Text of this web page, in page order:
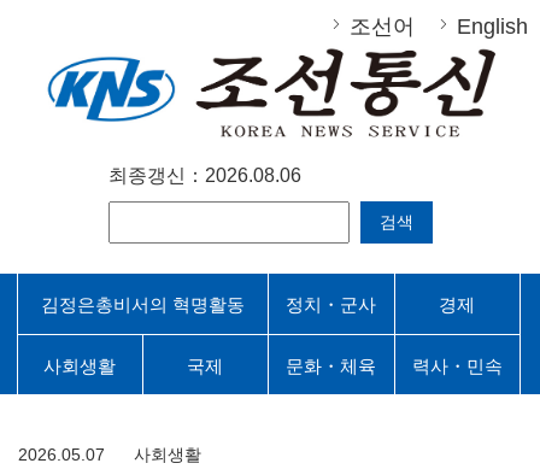
조선어 English
최종갱신：2026.08.06
검색
김정은총비서의 혁명활동 정치・군사 경제
사회생활 국제 문화・체육 력사・민속
2026.05.07 사회생활